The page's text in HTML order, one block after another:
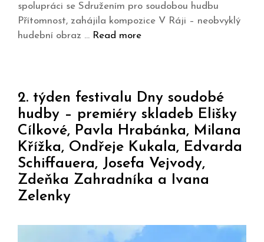
spolupráci se Sdružením pro soudobou hudbu
Přítomnost, zahájila kompozice V Ráji – neobvyklý
hudební obraz … Read more
2. týden festivalu Dny soudobé
hudby – premiéry skladeb Elišky
Cílkové, Pavla Hrabánka, Milana
Křížka, Ondřeje Kukala, Edvarda
Schiffauera, Josefa Vejvody,
Zdeňka Zahradníka a Ivana
Zelenky